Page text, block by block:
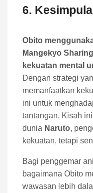
6.
Obito
Mangekyo
kekuatan mental
Dengan strategi
memanfaatkan
ini untuk
tantangan. Kisah
dunia Naruto,
kekuatan, tetapi
Bagi penggemar
bagaimana Obito
wawasan lebih